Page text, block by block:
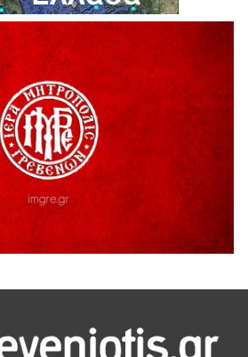
(και) δύναμη
ΣΤΟΝ ΠΡΩΤΕΑ
Συλλόγου Ταξιάρχη προς κ.
του Α΄ κλάδου ύδρευσης
του «Πολιτιστικού
βραβευμένη ταινία «Μικρές